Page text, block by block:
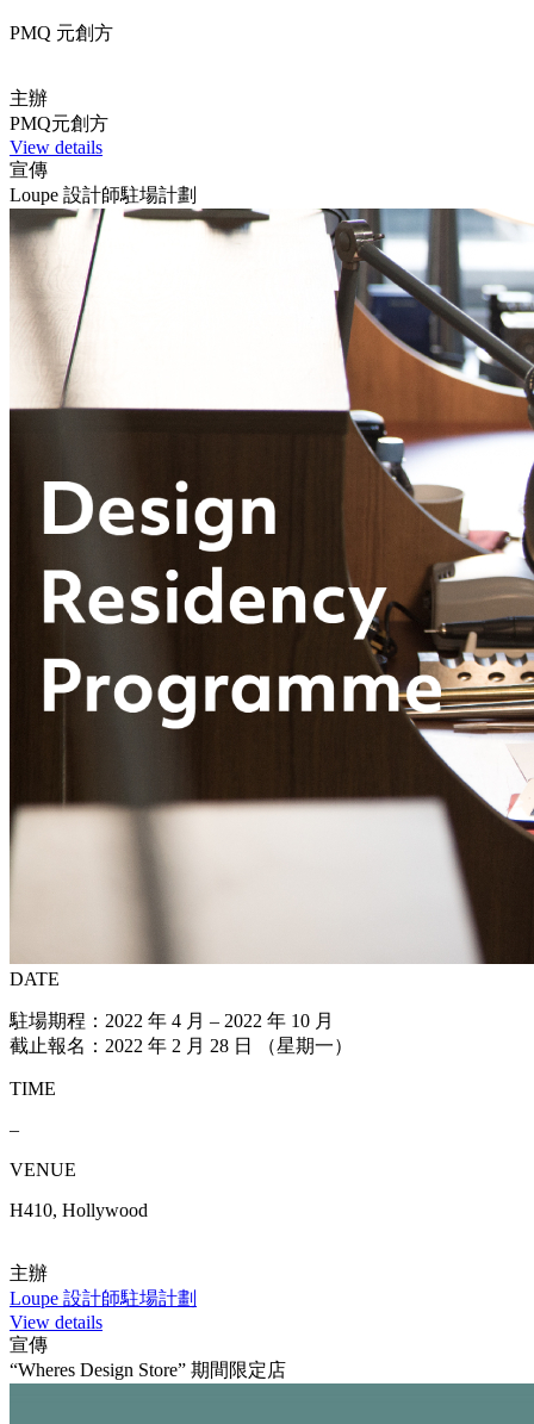
PMQ 元創方
主辦
PMQ元創方
View details
宣傳
Loupe 設計師駐場計劃
DATE
駐場期程：2022 年 4 月 – 2022 年 10 月
截止報名：2022 年 2 月 28 日 （星期一）
TIME
–
VENUE
H410, Hollywood
主辦
Loupe 設計師駐場計劃
View details
宣傳
“Wheres Design Store” 期間限定店